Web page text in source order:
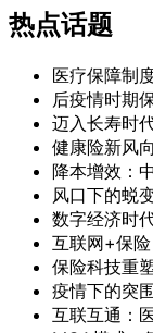
热点话题
医疗保障制
后疫情时期
迈入长寿时
健康险新风
降本增效：
风口下的蜕
数字经济时
互联网+保
保险科技重
疫情下的突
互联互通：